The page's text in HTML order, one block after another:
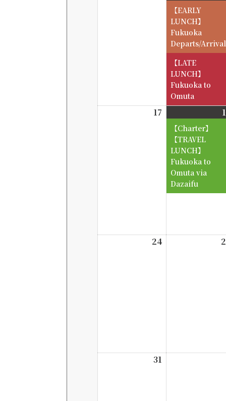
10
【EARLY
LUNCH】
Fukuoka
Departs/Arrival
【LATE
LUNCH】
Fukuoka to
Omuta
17
【TRAVEL
LUNCH】
Fukuoka to
Omuta via
Dazaifu
24
31